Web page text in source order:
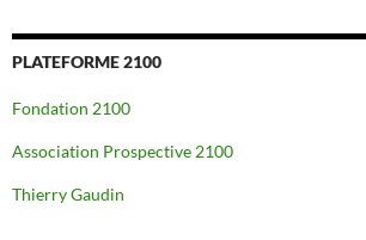
PLATEFORME 2100
Fondation 2100
Association Prospective 2100
Thierry Gaudin